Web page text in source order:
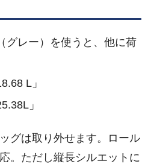
グレー）を使うと、他に荷
L」
」
グは取り外せます。ロール
。ただし縦長シルエットに